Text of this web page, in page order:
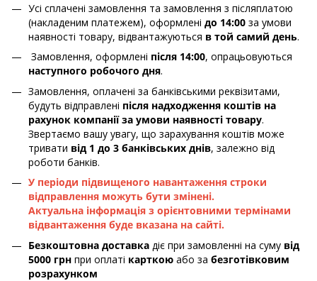
Усі сплачені замовлення та замовлення з післяплатою
(накладеним платежем), оформлені до 14:00 за умови
наявності товару, відвантажуються в той самий день.
Замовлення, оформлені після 14:00, опрацьовуються
наступного робочого дня.
Замовлення, оплачені за банківськими реквізитами,
будуть відправлені після надходження коштів на
рахунок компанії за умови наявності товару.
Звертаємо вашу увагу, що зарахування коштів може
тривати від 1 до 3 банківських днів, залежно від
роботи банків.
У періоди підвищеного навантаження строки
відправлення можуть бути змінені.
Актуальна інформація з орієнтовними термінами
відвантаження буде вказана на сайті.
Безкоштовна доставка діє при замовленні на суму від
5000 грн при оплаті карткою або за безготівковим
розрахунком